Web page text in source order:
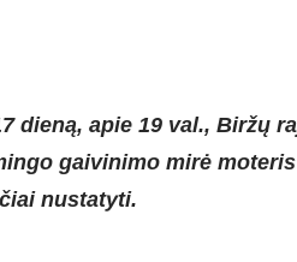
dieną, apie 19 val., Biržų
gaivinimo mirė
nustatyti.